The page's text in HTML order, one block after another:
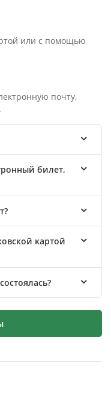
или с помощью
почту,
билет,
картой